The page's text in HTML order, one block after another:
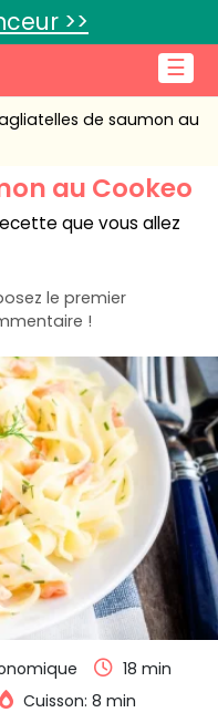
☰
>>
de saumon au
au Cookeo
que vous allez
le premier
!
18 min
Cuisson: 8 min